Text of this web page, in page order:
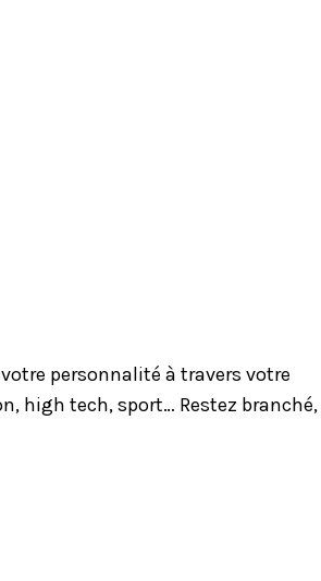
personnalité à travers votre
high tech, sport… Restez branché,